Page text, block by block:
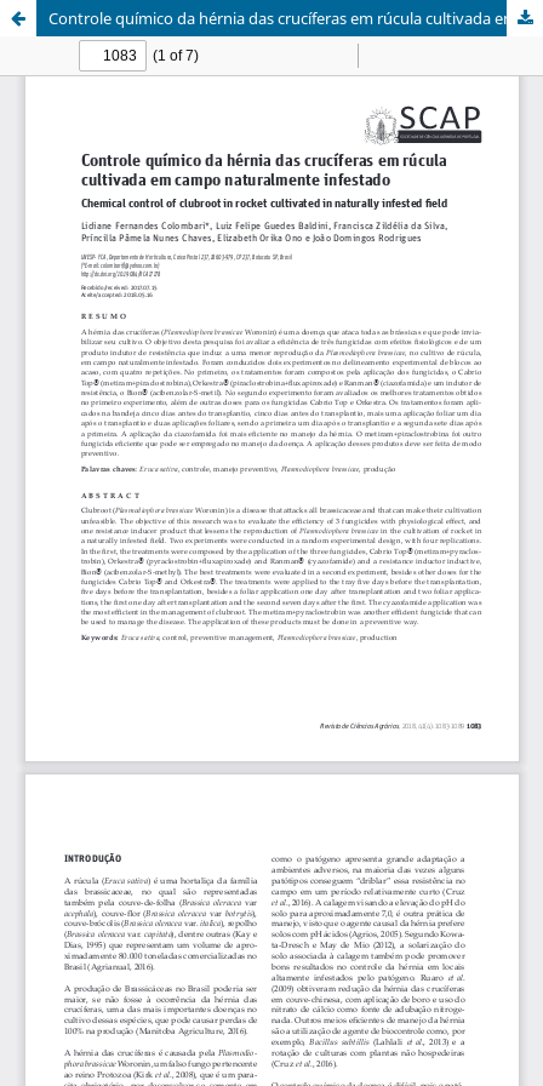
Controle químico da hérnia das crucíferas em rúcula cultivada em campo naturalmente infestado